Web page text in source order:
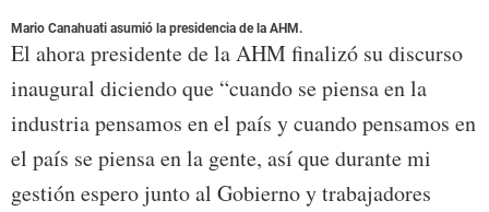
Mario Canahuati asumió la presidencia de la AHM.
El ahora presidente de la AHM finalizó su discurso
inaugural diciendo que “cuando se piensa en la
industria pensamos en el país y cuando pensamos en
el país se piensa en la gente, así que durante mi
gestión espero junto al Gobierno y trabajadores